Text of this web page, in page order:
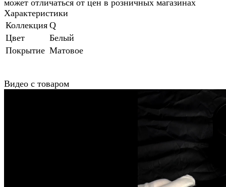
может отличаться от цен в розничных магазинах
Характеристики
Коллекция Q
Цвет
Белый
Покрытие Матовое
Видео с товаром